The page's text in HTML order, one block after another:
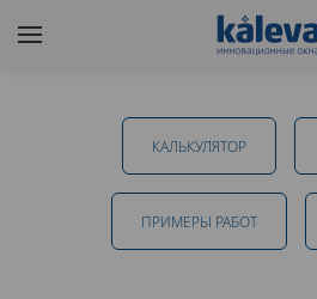
Алюминиевое
от 4 631
КАЛЬКУЛЯТОР
ПРИМЕРЫ РАБОТ